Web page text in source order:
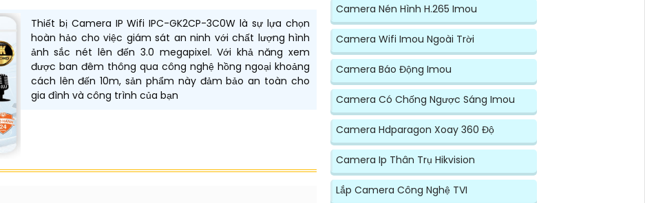
Thiết bị Camera IP Wifi IPC-GK2CP-3C0W là sự lựa chọn
hoàn hảo cho việc giám sát an ninh với chất lượng hình
ảnh sắc nét lên đến 3.0 megapixel. Với khả năng xem
được ban đêm thông qua công nghệ hồng ngoại khoảng
cách lên đến 10m, sản phẩm này đảm bảo an toàn cho
gia đình và công trình của bạn
Camera Nén Hình H.265 Imou
Camera Wifi Imou Ngoài Trời
Camera Báo Động Imou
Camera Có Chống Ngược Sáng Imou
Camera Hdparagon Xoay 360 Độ
Camera Ip Thân Trụ Hikvision
Lắp Camera Công Nghệ TVI